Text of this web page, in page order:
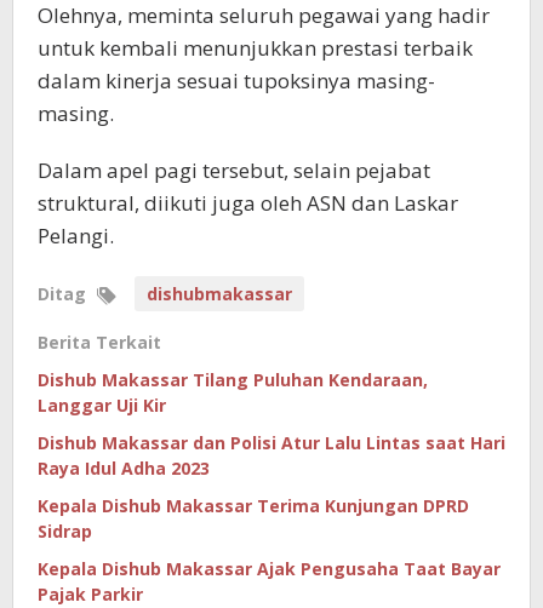
Olehnya, meminta seluruh pegawai yang hadir
untuk kembali menunjukkan prestasi terbaik
dalam kinerja sesuai tupoksinya masing-
masing.
Dalam apel pagi tersebut, selain pejabat
struktural, diikuti juga oleh ASN dan Laskar
Pelangi.
Ditag dishubmakassar
Berita Terkait
Dishub Makassar Tilang Puluhan Kendaraan,
Langgar Uji Kir
Dishub Makassar dan Polisi Atur Lalu Lintas saat Hari
Raya Idul Adha 2023
Kepala Dishub Makassar Terima Kunjungan DPRD
Sidrap
Kepala Dishub Makassar Ajak Pengusaha Taat Bayar
Pajak Parkir